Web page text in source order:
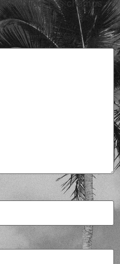
publiée. Les champs
*